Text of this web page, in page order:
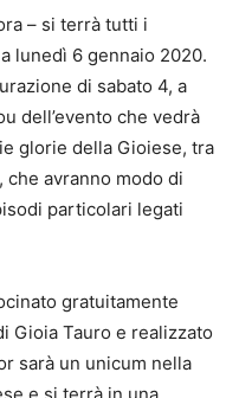
– si terrà tutti i
lunedì 6 gennaio 2020.
di sabato 4, a
dell’evento che vedrà
glorie della Gioiese, tra
avranno modo di
particolari legati
gratuitamente
Gioia Tauro e realizzato
sarà un unicum nella